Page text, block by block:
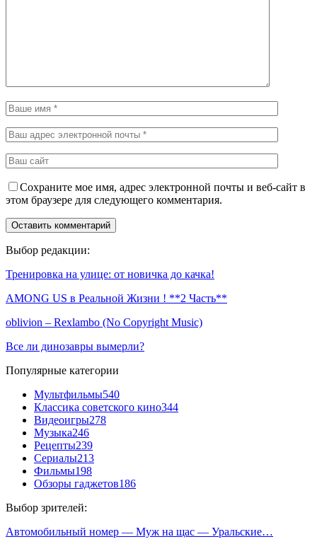
Сохраните мое имя, адрес электронной почты и веб-сайт в
этом браузере для следующего комментария.
Выбор редакции:
Тренировка на улице: от новичка до качка!
AMONG US в Реальной Жизни ! **2 Часть**
oblivion – Rexlambo (No Copyright Music)
Все ли динозавры вымерли?
Популярные категории
Мультфильмы540
Классика советского кино344
Видеоигры278
Музыка246
Рецепты239
Сериалы213
Фильмы198
Обзоры гаджетов186
Выбор зрителей:
Автомобильный номер — Муж на щас — Уральские…